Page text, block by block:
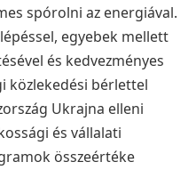
spórolni az energiával.
egyebek mellett
és kedvezményes
közlekedési bérlettel
Ukrajna elleni
és vállalati
összeértéke